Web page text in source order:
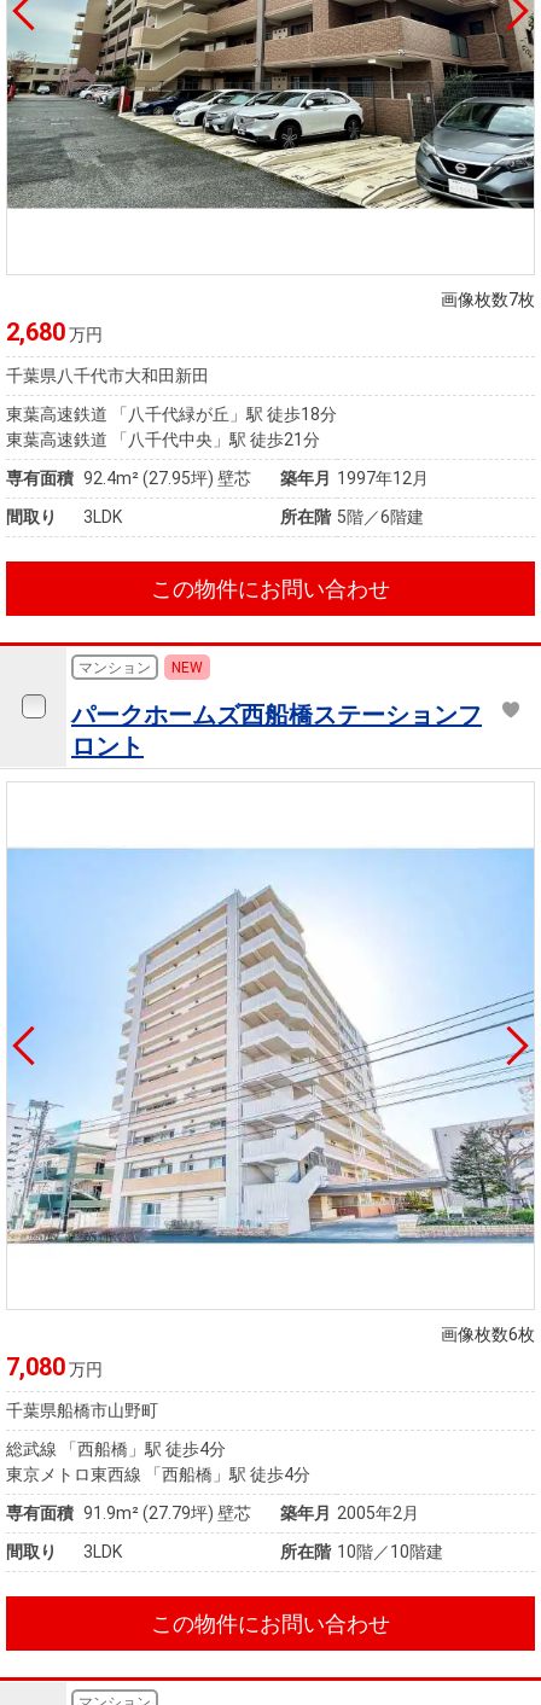
画像枚数7枚
2,680万円
千葉県八千代市大和田新田
東葉高速鉄道 「八千代緑が丘」駅 徒歩18分
東葉高速鉄道 「八千代中央」駅 徒歩21分
専有面積 92.4m²(27.95坪) 壁芯 築年月
1997年12月
間取り
3LDK 所在階 5階／6階建
この物件にお問い合わせ
マンション NEW
パークホームズ西船橋ステーションフ
ロント
画像枚数6枚
7,080万円
千葉県船橋市山野町
総武線 「西船橋」駅 徒歩4分
東京メトロ東西線 「西船橋」駅 徒歩4分
専有面積 91.9m²(27.79坪) 壁芯 築年月 2005年2月
間取り
3LDK 所在階 10階／10階建
この物件にお問い合わせ